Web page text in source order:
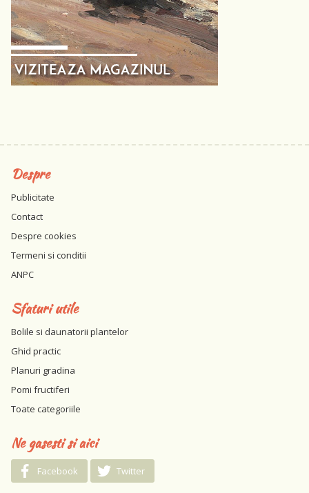
Despre
Publicitate
Contact
Despre cookies
Termeni si conditii
ANPC
Sfaturi utile
Bolile si daunatorii plantelor
Ghid practic
Planuri gradina
Pomi fructiferi
Toate categoriile
Ne gasesti si aici
Facebook Twitter